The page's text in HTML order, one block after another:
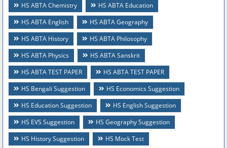
HS ABTA Chemistry
HS ABTA Education
HS ABTA English
HS ABTA Geography
HS ABTA History
HS ABTA Philosophy
HS ABTA Physics
HS ABTA Sanskrit
HS ABTA TEST PAPER
HS ABTA TEST PAPER
HS Bengali Suggestion
HS Economics Suggestion
HS Education Suggestion
HS English Suggestion
HS EVS Suggestion
HS Geography Suggestion
HS History Suggestion
HS Mock Test